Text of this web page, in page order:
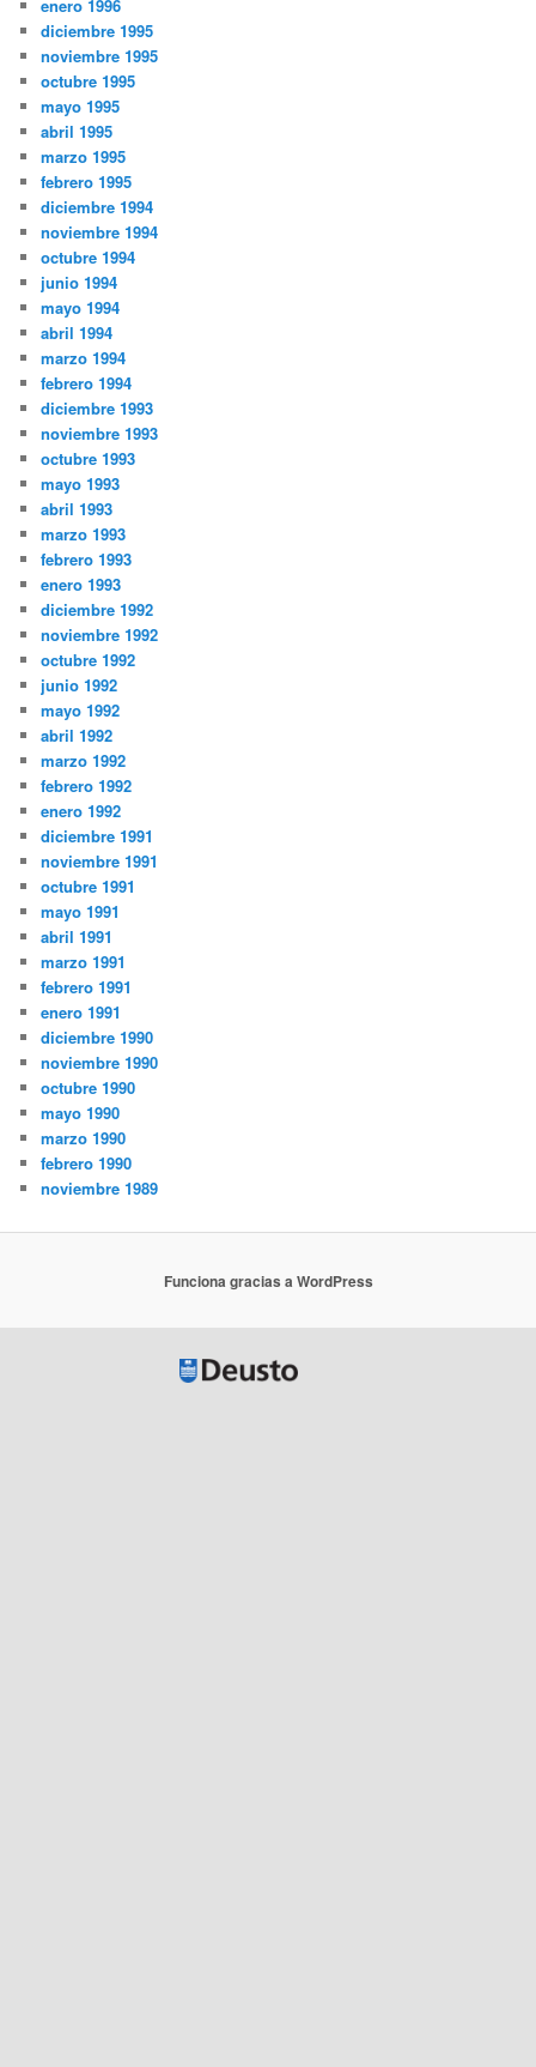
enero 1996
diciembre 1995
noviembre 1995
octubre 1995
mayo 1995
abril 1995
marzo 1995
febrero 1995
diciembre 1994
noviembre 1994
octubre 1994
junio 1994
mayo 1994
abril 1994
marzo 1994
febrero 1994
diciembre 1993
noviembre 1993
octubre 1993
mayo 1993
abril 1993
marzo 1993
febrero 1993
enero 1993
diciembre 1992
noviembre 1992
octubre 1992
junio 1992
mayo 1992
abril 1992
marzo 1992
febrero 1992
enero 1992
diciembre 1991
noviembre 1991
octubre 1991
mayo 1991
abril 1991
marzo 1991
febrero 1991
enero 1991
diciembre 1990
noviembre 1990
octubre 1990
mayo 1990
marzo 1990
febrero 1990
noviembre 1989
Funciona gracias a WordPress